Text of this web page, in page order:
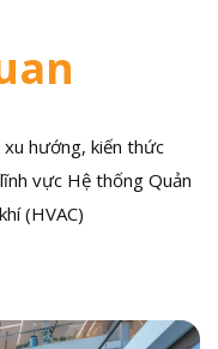
hướng, kiến thức
vực Hệ thống Quản
(HVAC)